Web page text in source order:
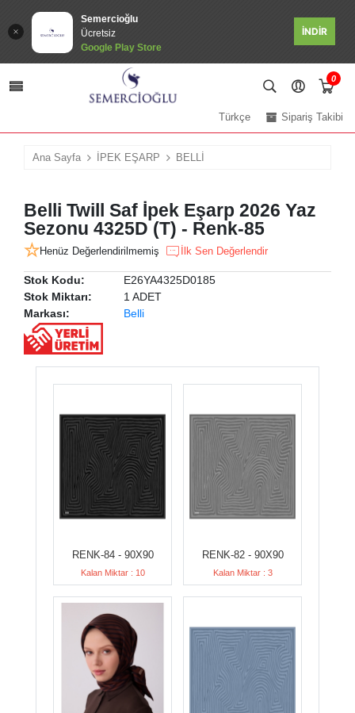
Semercioğlu
Ücretsiz
Google Play Store
İNDİR
0
Sipariş Takibi
Türkçe
Ana Sayfa İPEK EŞARP BELLİ
Belli Twill Saf İpek Eşarp 2026 Yaz
Sezonu 4325D (T) - Renk-85
Henüz Değerlendirilmemiş İlk Sen Değerlendir
Stok Kodu:
E26YA4325D0185
Stok Miktarı:
1 ADET
Markası:
Belli
RENK-84 - 90X90
Kalan Miktar : 10
RENK-82 - 90X90
Kalan Miktar : 3